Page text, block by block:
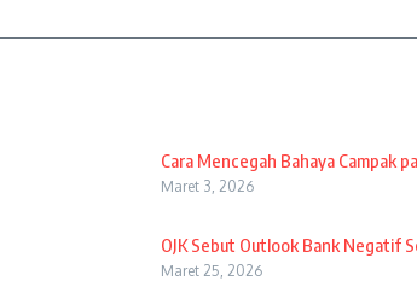
Cara Mencegah Bahaya Campak
Maret 3, 2026
OJK Sebut Outlook Bank Negatif
Maret 25, 2026